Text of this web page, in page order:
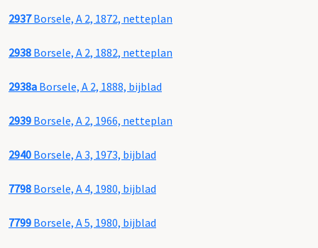
2937Borsele, A 2, 1872, netteplan
2938 Borsele, A 2, 1882, netteplan
2938a Borsele, A 2, 1888, bijblad
2939 Borsele, A 2, 1966, netteplan
2940 Borsele, A 3, 1973, bijblad
7798 Borsele, A 4, 1980, bijblad
7799 Borsele, A 5, 1980, bijblad